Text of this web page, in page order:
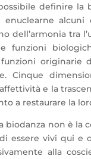
definire la
enuclearne
dell’armonia tra
funzioni
originarie
Cinque
e la
a restaurare la
biodanza non è la
essere vivi qui e
alla